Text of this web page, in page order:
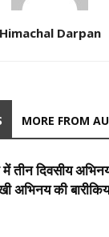
Himachal Darpan
MORE FROM
तीन दिवसीय
अभिनय की